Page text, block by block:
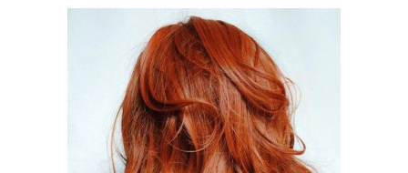
Универсальные
Подходящие стрижки
Многослойная стрижка
Боб на кудрявые
волосы